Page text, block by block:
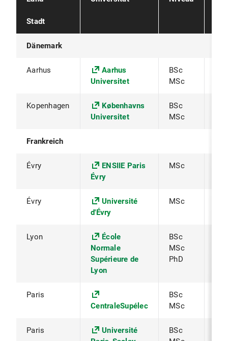
Stadt
Dänemark
Aarhus
Aarhus
Universitet
BSc
MSc
Kopenhagen
Københavns
Universitet
BSc
MSc
Frankreich
Évry
ENSIIE Paris
Évry
MSc
Évry
Université
d'Évry
MSc
Lyon
École
Normale
Supérieure de
Lyon
BSc
MSc
PhD
Paris
CentraleSupélec
BSc
MSc
Paris
Université
BSc